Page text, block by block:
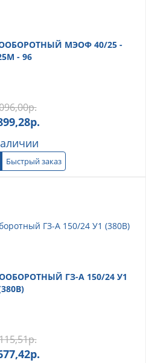
МЭОФ 40/25 -
- 96
р.
р.
Быстрый заказ
ГЗ-А 150/24 У1
р.
р.